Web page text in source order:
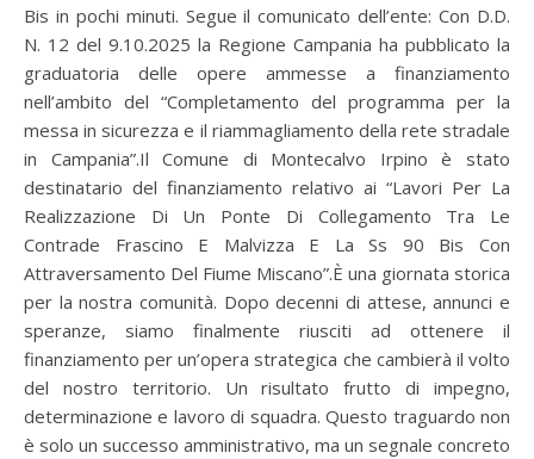
Bis in pochi minuti. Segue il comunicato dell’ente: Con D.D.
N. 12 del 9.10.2025 la Regione Campania ha pubblicato la
graduatoria delle opere ammesse a finanziamento
nell’ambito del “Completamento del programma per la
messa in sicurezza e il riammagliamento della rete stradale
in Campania”.Il Comune di Montecalvo Irpino è stato
destinatario del finanziamento relativo ai “Lavori Per La
Realizzazione Di Un Ponte Di Collegamento Tra Le
Contrade Frascino E Malvizza E La Ss 90 Bis Con
Attraversamento Del Fiume Miscano”.È una giornata storica
per la nostra comunità. Dopo decenni di attese, annunci e
speranze, siamo finalmente riusciti ad ottenere il
finanziamento per un’opera strategica che cambierà il volto
del nostro territorio. Un risultato frutto di impegno,
determinazione e lavoro di squadra. Questo traguardo non
è solo un successo amministrativo, ma un segnale concreto